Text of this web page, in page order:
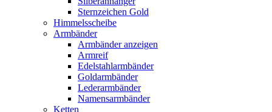
Sternzeichen Gold
Himmelsscheibe
Armbänder
Armbänder anzeigen
Armreif
Edelstahlarmbänder
Goldarmbänder
Lederarmbänder
Namensarmbänder
Ketten